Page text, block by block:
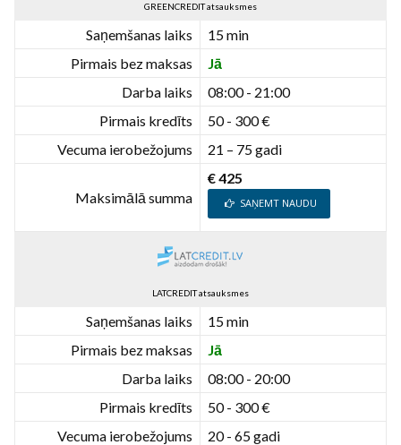
GREENCREDIT atsauksmes
Saņemšanas laiks
15 min
Pirmais bez maksas
Jā
Darba laiks
08:00 - 21:00
Pirmais kredīts
50 - 300 €
Vecuma ierobežojums
21 – 75 gadi
Maksimālā summa
€ 425
SAŅEMT NAUDU
LATCREDIT atsauksmes
Saņemšanas laiks
15 min
Pirmais bez maksas
Jā
Darba laiks
08:00 - 20:00
Pirmais kredīts
50 - 300 €
Vecuma ierobežojums
20 - 65 gadi